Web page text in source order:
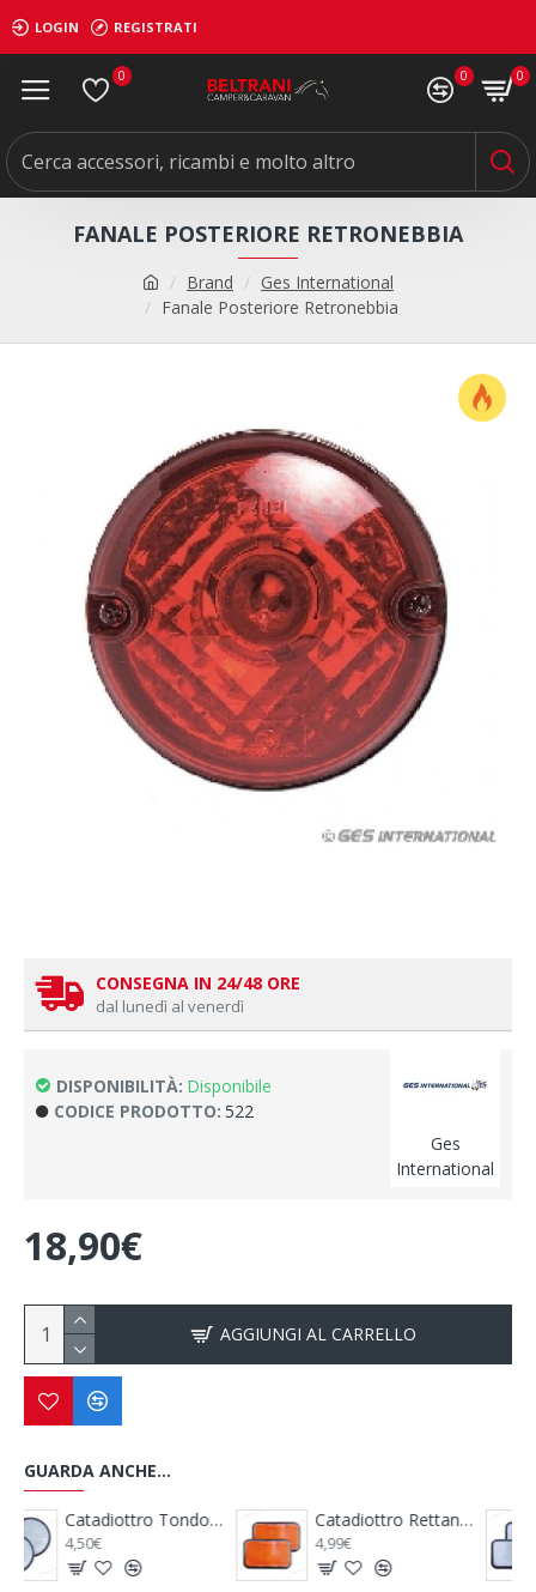
LOGIN REGISTRATI
0 0 0
Brand
Ges International
Fanale Posteriore Retronebbia
FANALE POSTERIORE RETRONEBBIA
CONSEGNA IN 24/48 ORE
dal lunedì al venerdì
DISPONIBILITÀ: Disponibile
CODICE PRODOTTO: 522
Ges
International
18,90€
AGGIUNGI AL CARRELLO
GUARDA ANCHE...
Catadiottro Rettangolare Arancione Adesivo Catadiottro Rettangolare Bianco Adesivo